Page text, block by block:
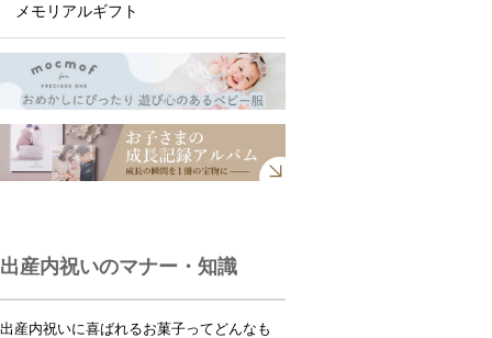
メモリアルギフト
出産内祝いのマナー・知識
出産内祝いに喜ばれるお菓子ってどんなも